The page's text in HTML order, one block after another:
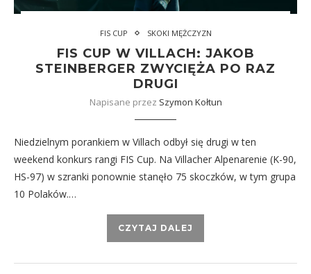
FIS CUP SKOKI MĘŻCZYZN
FIS CUP W VILLACH: JAKOB
STEINBERGER ZWYCIĘŻA PO RAZ
DRUGI
Napisane przez Szymon Kołtun
Niedzielnym porankiem w Villach odbył się drugi w ten
weekend konkurs rangi FIS Cup. Na Villacher Alpenarenie (K-90,
HS-97) w szranki ponownie stanęło 75 skoczków, w tym grupa
10 Polaków.…
CZYTAJ DALEJ